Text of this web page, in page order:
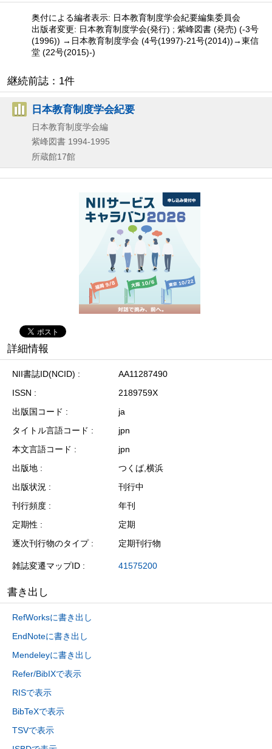
奥付による編者表示: 日本教育制度学会紀要編集委員会
出版者変更: 日本教育制度学会(発行) ; 紫峰図書 (発売) (-3号
(1996)) →日本教育制度学会 (4号(1997)-21号(2014))→東信
堂 (22号(2015)-)
継続前誌：1件
日本教育制度学会紀要
日本教育制度学会編
紫峰図書 1994-1995
所蔵館17館
詳細情報
NII書誌ID(NCID)
AA11287490
ISSN
2189759X
出版国コード
ja
タイトル言語コード
jpn
本文言語コード
jpn
出版地
つくば,横浜
出版状況
刊行中
刊行頻度
年刊
定期性
定期
逐次刊行物のタイプ
定期刊行物
雑誌変遷マップID 41575200
書き出し
RefWorksに書き出し
EndNoteに書き出し
Mendeleyに書き出し
Refer/BibIXで表示
RISで表示
BibTeXで表示
TSVで表示